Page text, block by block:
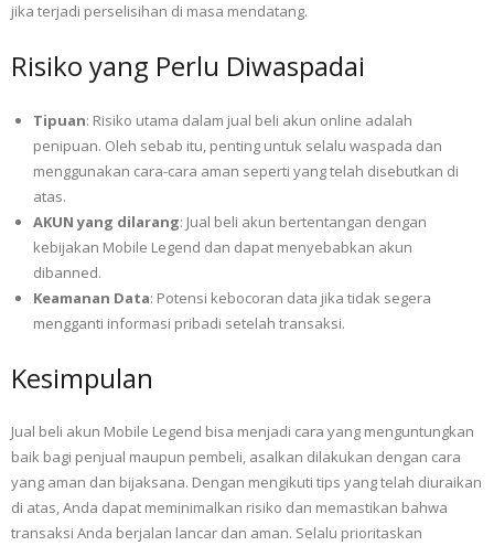
jika terjadi perselisihan di masa mendatang.
Risiko yang Perlu Diwaspadai
Tipuan: Risiko utama dalam jual beli akun online adalah
penipuan. Oleh sebab itu, penting untuk selalu waspada dan
menggunakan cara-cara aman seperti yang telah disebutkan di
atas.
AKUN yang dilarang: Jual beli akun bertentangan dengan
kebijakan Mobile Legend dan dapat menyebabkan akun
dibanned.
Keamanan Data: Potensi kebocoran data jika tidak segera
mengganti informasi pribadi setelah transaksi.
Kesimpulan
Jual beli akun Mobile Legend bisa menjadi cara yang menguntungkan
baik bagi penjual maupun pembeli, asalkan dilakukan dengan cara
yang aman dan bijaksana. Dengan mengikuti tips yang telah diuraikan
di atas, Anda dapat meminimalkan risiko dan memastikan bahwa
transaksi Anda berjalan lancar dan aman. Selalu prioritaskan